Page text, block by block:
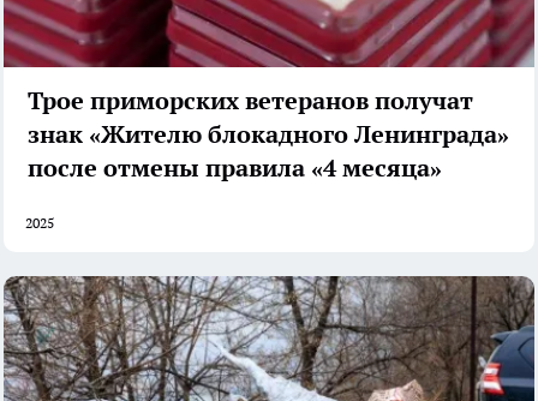
Трое приморских ветеранов получат
знак «Жителю блокадного Ленинграда»
после отмены правила «4 месяца»
2025